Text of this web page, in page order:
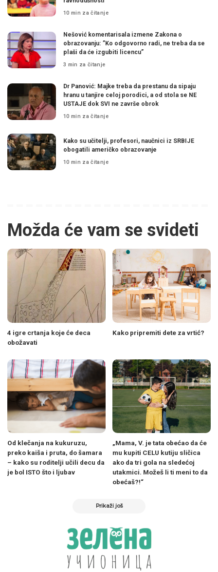
10 min za čitanje
Nešović komentarisala izmene Zakona o
obrazovanju: ”Ko odgovorno radi, ne treba da se
plaši da će izgubiti licencu”
3 min za čitanje
Dr Panović: Majke treba da prestanu da sipaju
hranu u tanjire celoj porodici, a od stola se NE
USTAJE dok SVI ne završe obrok
10 min za čitanje
Kako su učitelji, profesori, naučnici iz SRBIJE
obogatili američko obrazovanje
10 min za čitanje
Možda će vam se svideti
4 igre crtanja koje će deca
obožavati
Kako pripremiti dete za vrtić?
Od klečanja na kukuruzu,
preko kaiša i pruta, do šamara
– kako su roditelji učili decu da
je bol ISTO što i ljubav
„Mama, V. je tata obećao da će
mu kupiti CELU kutiju sličica
ako da tri gola na sledećoj
utakmici. Možeš li ti meni to da
obećaš?!“
Prikaži još